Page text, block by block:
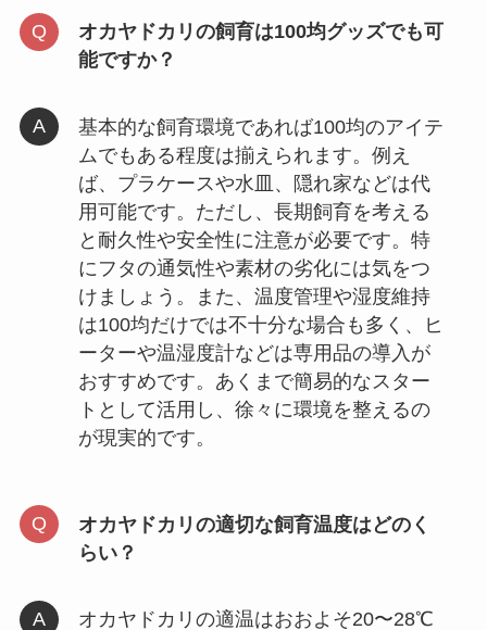
オカヤドカリの飼育は100均グッズでも可
能ですか？
基本的な飼育環境であれば100均のアイテ
ムでもある程度は揃えられます。例え
ば、プラケースや水皿、隠れ家などは代
用可能です。ただし、長期飼育を考える
と耐久性や安全性に注意が必要です。特
にフタの通気性や素材の劣化には気をつ
けましょう。また、温度管理や湿度維持
は100均だけでは不十分な場合も多く、ヒ
ーターや温湿度計などは専用品の導入が
おすすめです。あくまで簡易的なスター
トとして活用し、徐々に環境を整えるの
が現実的です。
オカヤドカリの適切な飼育温度はどのく
らい？
オカヤドカリの適温はおおよそ20〜28℃